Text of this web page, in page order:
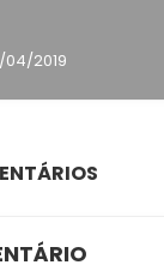
04/2019